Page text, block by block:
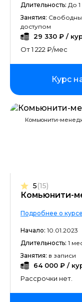
Длительность: До
Занятия:
доступом
29 330 ₽ /
От 1 222 ₽/мес
Курс
Комьюнити-
Комьюнити-
5(15)
Подробнее о курсе
Начало: 10.01.2023
Длительность: 1
Занятия: в записи
64 000 ₽ /
Рассрочки нет.